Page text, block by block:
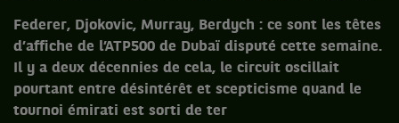
Federer, Djokovic, Murray, Berdych : ce sont les têtes
d’affiche de l’ATP500 de Dubaï disputé cette semaine.
Il y a deux décennies de cela, le circuit oscillait
pourtant entre désintérêt et scepticisme quand le
tournoi émirati est sorti de ter